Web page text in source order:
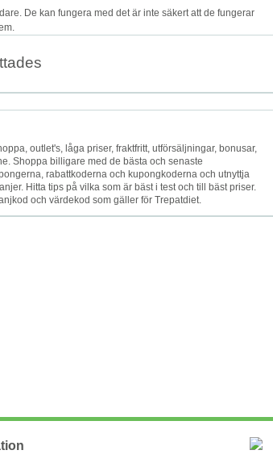
De kan fungera med det är inte säkert att de fungerar
outlet's, låga priser, fraktfritt, utförsäljningar, bonusar,
Shoppa billigare med de bästa och senaste
rabattkoderna och kupongkoderna och utnyttja
Hitta tips på vilka som är bäst i test och till bäst priser.
och värdekod som gäller för Trepatdiet.